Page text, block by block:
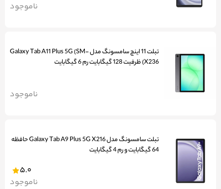
ناموجود
تبلت 11 اینچ سامسونگ مدل Galaxy Tab A11 Plus 5G (SM-
X236) ظرفیت 128 گیگابایت رم 6 گیگابایت
ناموجود
تبلت سامسونگ مدل Galaxy Tab A9 Plus 5G X216 حافظه
64 گیگابایت و رم 4 گیگابایت
5.0
ناموجود